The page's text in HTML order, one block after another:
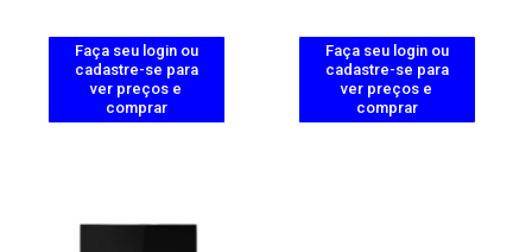
Faça seu login ou
cadastre-se para
ver preços e
comprar
Faça seu login ou
cadastre-se para
ver preços e
comprar